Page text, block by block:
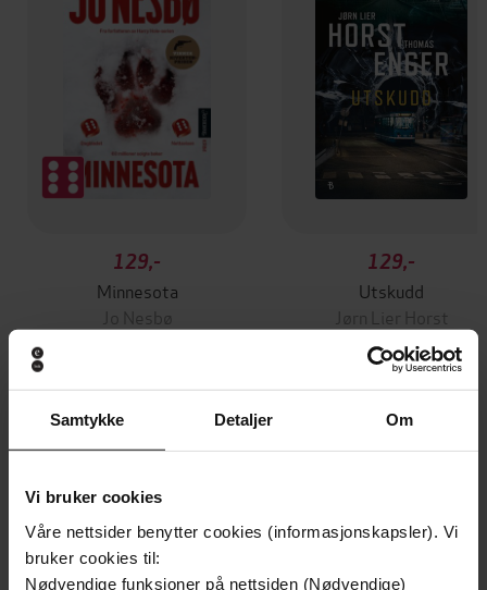
Samtykke Detaljer Om
Vi bruker cookies
Våre nettsider benytter cookies (informasjonskapsler). Vi
bruker cookies til:
Nødvendige funksjoner på nettsiden (Nødvendige)
129,-
Minnesota
Jo Nesbø
129,-
Utskudd
Jørn Lier Horst
EBOK
Lea Korsgaard(forfatter),Lea Korsgaard
(illustratør),
Forlag Press